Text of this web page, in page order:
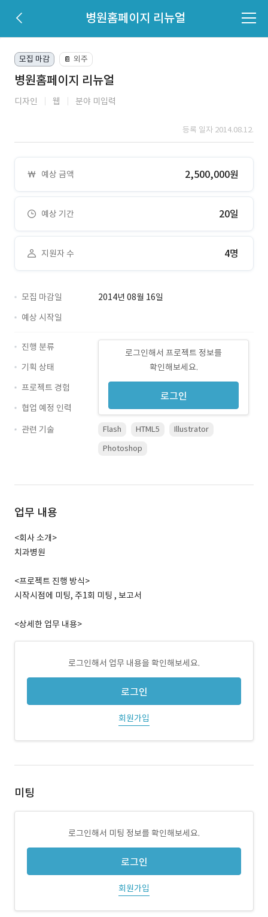
병원홈페이지 리뉴얼
모집 마감 📔 외주
병원홈페이지 리뉴얼
디자인 웹 분야 미입력
등록 일자 2014.08.12.
예상 금액 2,500,000원
예상 기간 20일
지원자 수 4명
모집 마감일
2014년 08월 16일
예상 시작일
로그인해서 프로젝트 정보를
확인해보세요.
로그인
진행 분류
기획 상태
프로젝트 경험
협업 예정 인력
관련 기술
Flash HTML5
Illustrator
Photoshop
업무 내용
<회사 소개>
치과병원
<프로젝트 진행 방식>
시작시점에 미팅, 주1회 미팅 , 보고서
<상세한 업무 내용>
로그인해서 업무 내용을 확인해보세요.
로그인
회원가입
미팅
로그인해서 미팅 정보를 확인해보세요.
로그인
회원가입